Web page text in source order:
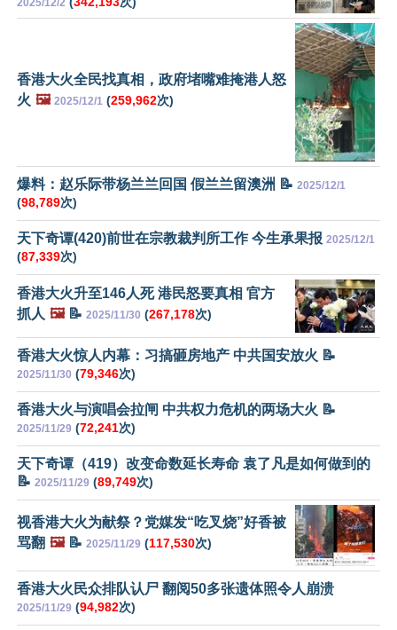
2025/12/2
香港大火全民找真相，政府堵嘴难掩港人怒
火 🖼️ 2025/12/1 (259,962次)
爆料：赵乐际带杨兰兰回国 假兰兰留澳洲 📝 2025/12/1
(98,789次)
天下奇谭(420)前世在宗教裁判所工作 今生承果报 2025/12/1
(87,339次)
香港大火升至146人死 港民怒要真相 官方
抓人 🖼️📝 2025/11/30 (267,178次)
香港大火惊人内幕：习搞砸房地产 中共国安放火 📝
2025/11/30 (79,346次)
香港大火与演唱会拉闸 中共权力危机的两场大火 📝
2025/11/29 (72,241次)
天下奇谭（419）改变命数延长寿命 袁了凡是如何做到的
📝 2025/11/29 (89,749次)
视香港大火为献祭？党媒发“吃叉烧”好香被
骂翻 🖼️📝 2025/11/29 (117,530次)
香港大火民众排队认尸 翻阅50多张遗体照令人崩溃
2025/11/29 (94,982次)